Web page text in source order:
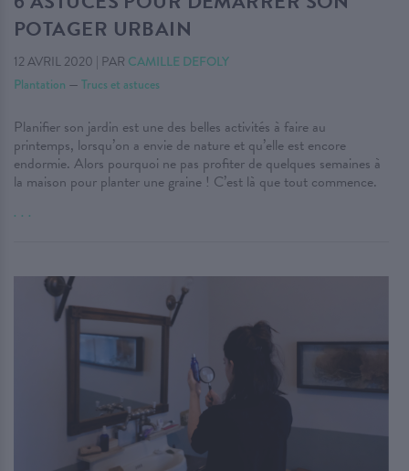
POTAGER URBAIN
12 AVRIL 2020 | PAR CAMILLE DEFOLY
Plantation — Trucs et astuces
Planifier son jardin est une des belles activités à faire au
printemps, lorsqu’on a envie de nature et qu’elle est encore
endormie. Alors pourquoi ne pas profiter de quelques semaines à
la maison pour planter une graine ! C’est là que tout commence.
. . .